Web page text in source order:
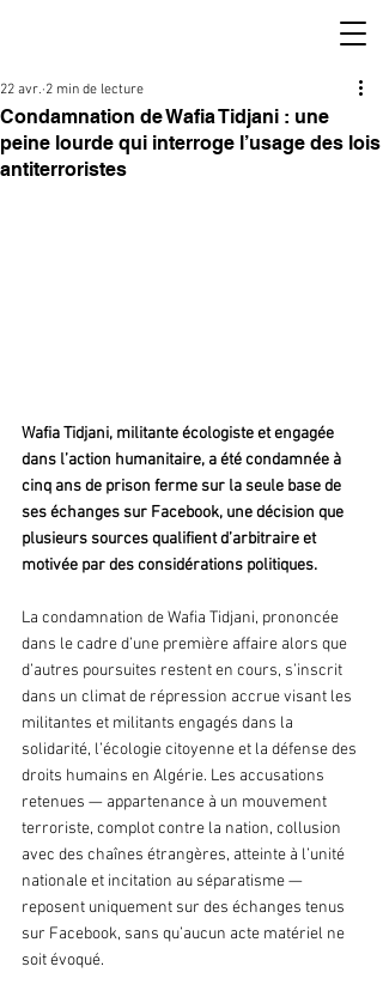
Condamnation de Wafia Tidjani : une
peine lourde qui interroge l’usage des lois
antiterroristes
22 avr. 2 min de lecture
Wafia Tidjani, militante écologiste et engagée
dans l’action humanitaire, a été condamnée à
cinq ans de prison ferme sur la seule base de
ses échanges sur Facebook, une décision que
plusieurs sources qualifient d’arbitraire et
motivée par des considérations politiques.
La condamnation de Wafia Tidjani, prononcée
dans le cadre d’une première affaire alors que
d’autres poursuites restent en cours, s’inscrit
dans un climat de répression accrue visant les
militantes et militants engagés dans la
solidarité, l’écologie citoyenne et la défense des
droits humains en Algérie. Les accusations
retenues — appartenance à un mouvement
terroriste, complot contre la nation, collusion
avec des chaînes étrangères, atteinte à l’unité
nationale et incitation au séparatisme —
reposent uniquement sur des échanges tenus
sur Facebook, sans qu’aucun acte matériel ne
soit évoqué.